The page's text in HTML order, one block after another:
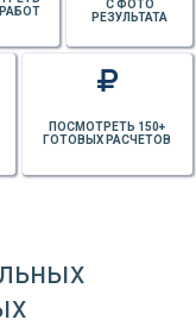
С ФОТО
РЕЗУЛЬТАТА
ПОСМОТРЕТЬ 150+
ГОТОВЫХ РАСЧЕТОВ